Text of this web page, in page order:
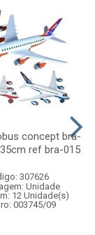
concept bra-
ref bra-015
307626
Unidade
12 Unidade(s)
003745/09